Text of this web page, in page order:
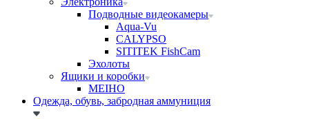
Подводные видеокамеры
Aqua-Vu
CALYPSO
SITITEK FishCam
Эхолоты
Ящики и коробки
MEIHO
Одежда, обувь, забродная аммуниция